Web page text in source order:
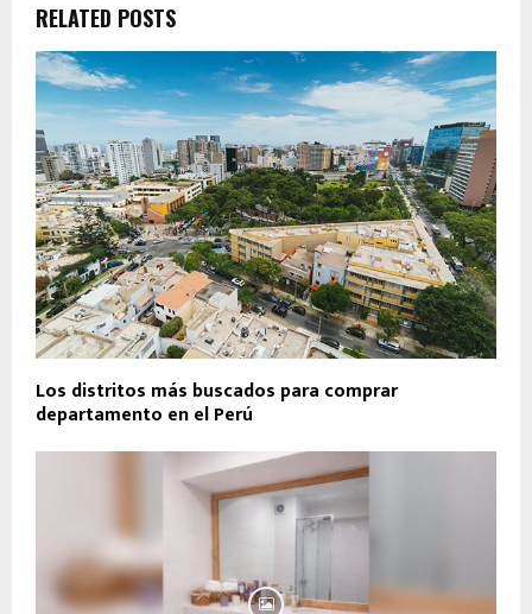
RELATED POSTS
Los distritos más buscados para comprar
departamento en el Perú